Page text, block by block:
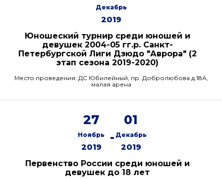
Декабрь
2019
Юношеский турнир среди юношей и
девушек 2004-05 гг.р. Санкт-
Петербургской Лиги Дзюдо "Аврора" (2
этап сезона 2019-2020)
Место проведения: ДС Юбилейный, пр. Добролюбова д.18А,
малая арена
27
Ноябрь
2019
-
01
Декабрь
2019
Первенство России среди юношей и
девушек до 18 лет